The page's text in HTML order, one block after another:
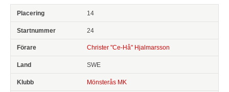
14
24
Christer "Ce-Hå" Hjalmarsson
SWE
Mönsterås MK